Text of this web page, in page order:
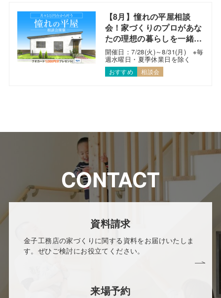
【8月】憧れの平屋相談
会！家づくりのプロがあな
たの理想の暮らしを一緒に
考えます！
開催日：7/28(火)～8/31(月) ※毎
週水曜日・夏季休業日を除く
おすすめ 相談会
CONTACT
資料請求
金子工務店の家づくりに関する資料をお届けいたしま
す。ぜひご検討にお役立てください。
来場予約